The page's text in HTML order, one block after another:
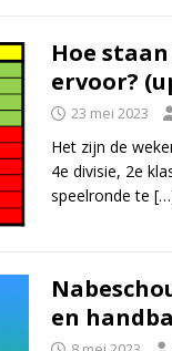
Hoe
ervoor?
23 mei 2023
Het zijn de
4e divisie, 2e
speelronde te
en